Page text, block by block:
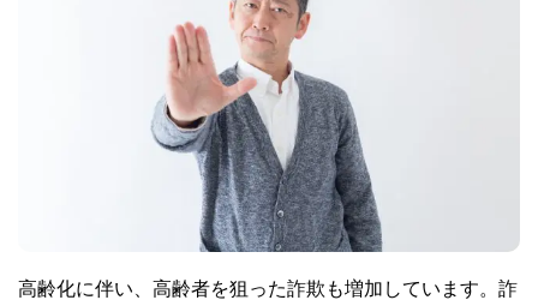
高齢化に伴い、高齢者を狙った詐欺も増加しています。詐